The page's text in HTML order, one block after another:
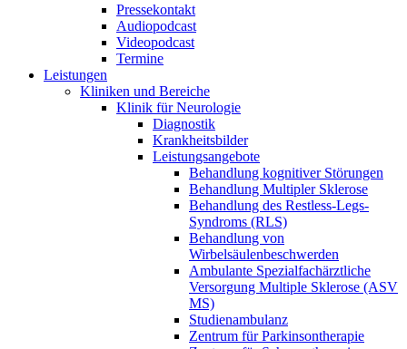
Pressekontakt
Audiopodcast
Videopodcast
Termine
Leistungen
Kliniken und Bereiche
Klinik für Neurologie
Diagnostik
Krankheitsbilder
Leistungsangebote
Behandlung kognitiver Störungen
Behandlung Multipler Sklerose
Behandlung des Restless-Legs-
Syndroms (RLS)
Behandlung von
Wirbelsäulenbeschwerden
Ambulante Spezialfachärztliche
Versorgung Multiple Sklerose (ASV
MS)
Studienambulanz
Zentrum für Parkinsontherapie